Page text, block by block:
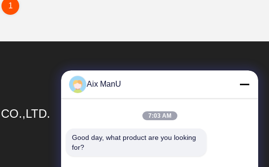
1
Snelle Links
Aix ManU
7:03 AM
Good day, what product are you looking
for?